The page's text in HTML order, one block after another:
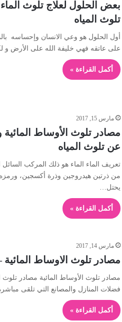
بعض الحلول لعلاج تلوث
تلوث المياه
أول الحلول هو وعي الانسان وإحساسه
على عاتقه فهي خليفة الله على الأرض و
أكمل القراءة »
مارس 15, 2017
مصادر تلوث الأوساط المائية
عن تلوث المياه
تعريف الماء الماء هو ذلك المركب
يحتل…
أكمل القراءة »
مارس 14, 2017
مصادر تلوث الاوساط المائية
مصادر تلوث الأوساط المائية مصادر تلوث
فضلات المنازل والمصانع التي تلقى
أكمل القراءة »